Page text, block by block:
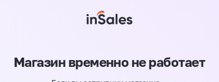
Магазин временно не работает